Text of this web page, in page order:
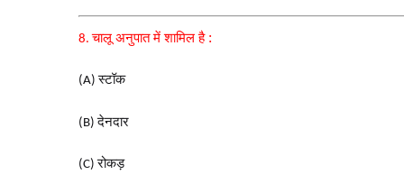
8.चालू अनुपात में शामिल है :
(A)स्टॉक
(B)देनदार
(C)रोकड़